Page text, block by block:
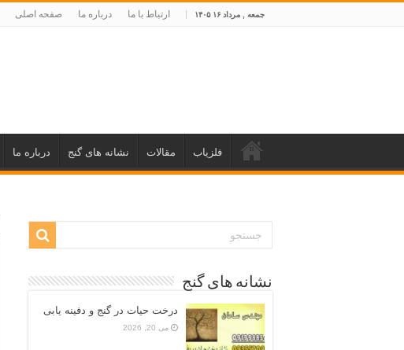
جمعه , مرداد ۱۶ ۱۴۰۵ ارتباط با ما درباره ما صفحه اصلی
فلزیاب مقالات نشانه های گنج درباره ما
نشانه های گنج
درخت حیات در گنج و دفینه یابی
می 20, 2026